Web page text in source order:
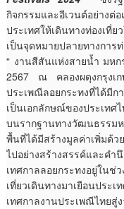
กิจกรรมและอีเวนต์อย่าง
ประเทศให้เดินทางท่องเที่
เป็นจุดหมายปลายทางการ
“ งานสีสันแห่งสายน้ำ มห
2567 ณ คลองผดุงกรุงเ
ประเพณีลอยกระทงที่ได้มี
เป็นเอกลักษณ์ของประเท
บนรากฐานทางวัฒนธรร
พื้นที่ได้มีสร้างมูลค่าเพิ่มด้ว
ไปอย่างสร้างสรรค์และค
เทศกาลลอยกระทงอยู่ในช่
เที่ยวเดินทางมาเยือนปร
เทศกาลงานประเพณีไทยสู่